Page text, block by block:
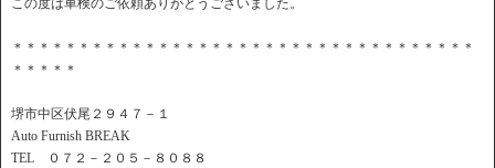
この度は車検のご依頼ありがとうございました。
＊＊＊＊＊＊＊＊＊＊＊＊＊＊＊＊＊＊＊＊＊＊＊＊＊＊＊＊＊＊＊＊＊＊＊
＊＊＊＊＊
堺市中区伏尾２９４７－１
Auto Furnish BREAK
TEL ０７２－２０５－８０８８